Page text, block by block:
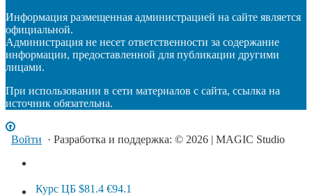
Информация размещенная администрацией на сайте является
официальной.
Администрация не несет ответственности за содержание
информации, предоставленной для публикации другими
лицами.
При использовании в сети материалов с сайта, ссылка на
источник обязательна.
Войти · Разработка и поддержка: © 2026 | MAGIC Studio
Курс ЦБ $81.4 €94.1